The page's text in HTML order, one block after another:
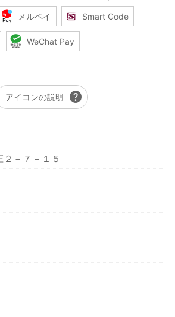
メルペイ Smart Code
WeChat Pay
アイコンの説明 help
－７－１５